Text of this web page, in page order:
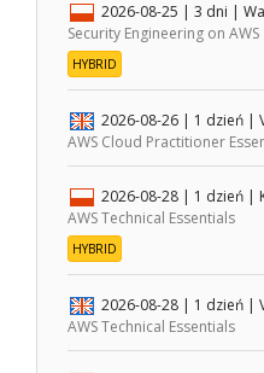
2026-08-25 | 3 dni |
Security Engineering on AWS
HYBRID
2026-08-26 | 1 dzień |
AWS Cloud Practitioner
2026-08-28 | 1 dzień |
AWS Technical Essentials
HYBRID
2026-08-28 | 1 dzień |
AWS Technical Essentials